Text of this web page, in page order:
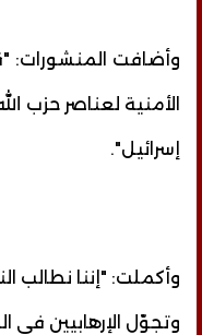
وأضافت المنشورات:
الأمنية لعناصر حزب
إسرائيل".
وأكملت: "إننا نطالب
وتجوّل الإرهابيين في